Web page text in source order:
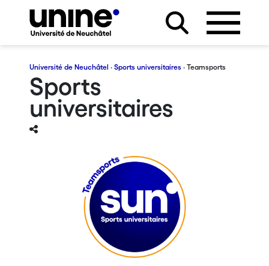
Université de Neuchâtel · Sports universitaires · Teamsports
Sports
universitaires